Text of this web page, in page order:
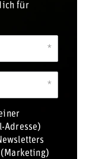
für
Adresse)